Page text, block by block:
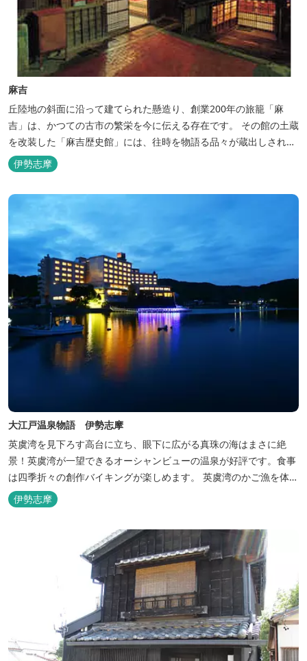
麻吉
丘陸地の斜面に沿って建てられた懸造り、創業200年の旅籠「麻
吉」は、かつての古市の繁栄を今に伝える存在です。 その館の土蔵
を改装した「麻吉歴史館」には、往時を物語る品々が蔵出しされ、
お伊勢参り華やかなりし頃へとお誘い致します。
伊勢志摩
大江戸温泉物語 伊勢志摩
英虞湾を見下ろす高台に立ち、眼下に広がる真珠の海はまさに絶
景！英虞湾が一望できるオーシャンビューの温泉が好評です。食事
は四季折々の創作バイキングが楽しめます。 英虞湾のかご漁を体験
できるクルーズ船は毎日運行しており、漁で獲れた魚を食べること
もできます。
伊勢志摩